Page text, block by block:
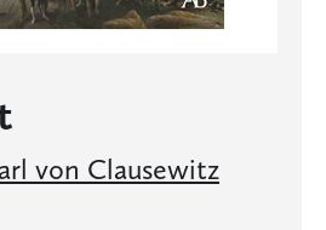
von Clausewitz